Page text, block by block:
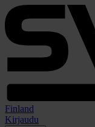
Finland
Kirjaudu